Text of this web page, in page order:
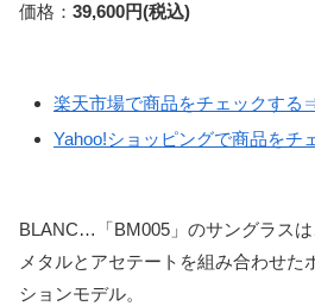
価格： 39,600円(税込)
楽天市場で商品をチェックする
Yahoo!ショッピングで商品をチ
BLANC…「BM005」のサングラス
メタルとアセテートを組み合わせた
ションモデル。